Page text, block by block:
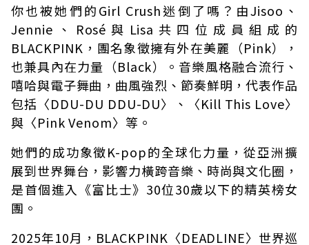
你也被她們的Girl Crush迷倒了嗎？由Jisoo、
Jennie、Rosé與Lisa共四位成員組成的
BLACKPINK，團名象徵擁有外在美麗（Pink），
也兼具內在力量（Black）。音樂風格融合流行、
嘻哈與電子舞曲，曲風強烈、節奏鮮明，代表作品
包括〈DDU-DU DDU-DU〉、〈Kill This Love〉
與〈Pink Venom〉等。
她們的成功象徵K-pop的全球化力量，從亞洲擴
展到世界舞台，影響力橫跨音樂、時尚與文化圈，
是首個進入《富比士》30位30歲以下的精英榜女
團。
2025年10月，BLACKPINK〈DEADLINE〉世界巡